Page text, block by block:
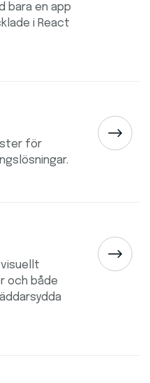
bara en app
i React
för
och både